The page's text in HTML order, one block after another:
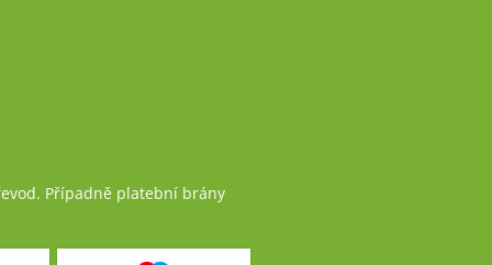
Případně platební brány